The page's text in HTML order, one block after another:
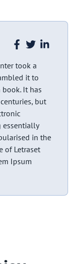
took a
it to
book. It has
but
essentially
in the
of Letraset
Ipsum